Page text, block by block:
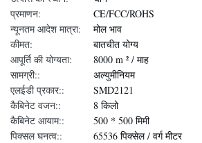
प्रमाणन:
CE/FCC/ROHS
न्यूनतम आदेश मात्रा:
मोल भाव
कीमत:
बातचीत योग्य
आपूर्ति की योग्यता:
8000 m ² / माह
सामग्री::
अल्युमीनियम
एलईडी प्रकार::
SMD2121
कैबिनेट वजन::
8 किलो
कैबिनेट आयाम::
500 * 500 मिमी
पिक्सल घनत्व::
65536 पिक्सेल / वर्ग मीटर